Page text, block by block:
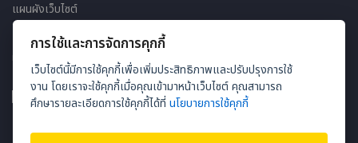
แผนผังเว็บไซต์
การใช้และการจัดการคุกกี้
เว็บไซต์นี้มีการใช้คุกกี้เพื่อเพิ่มประสิทธิภาพและปรับปรุงการใช้
งาน โดยเราจะใช้คุกกี้เมื่อคุณเข้ามาหน้าเว็บไซต์ คุณสามารถ
ศึกษารายละเอียดการใช้คุกกี้ได้ที่นโยบายการใช้คุกกี้